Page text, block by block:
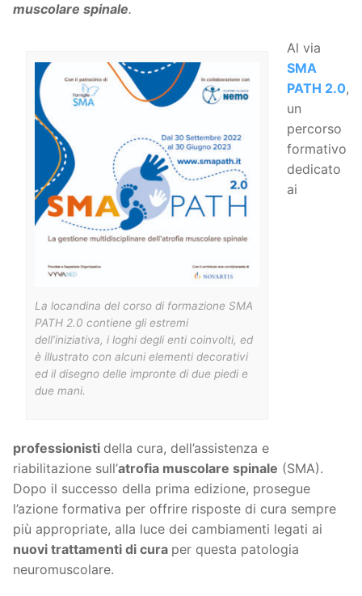
muscolare spinale.
La locandina del corso di formazione SMA
PATH 2.0 contiene gli estremi
dell’iniziativa, i loghi degli enti coinvolti, ed
è illustrato con alcuni elementi decorativi
ed il disegno delle impronte di due piedi e
due mani.
Al via
SMA
PATH 2.0,
un
percorso
formativo
dedicato
ai
professionisti della cura, dell’assistenza e
riabilitazione sull’atrofia muscolare spinale (SMA).
Dopo il successo della prima edizione, prosegue
l’azione formativa per offrire risposte di cura sempre
più appropriate, alla luce dei cambiamenti legati ai
nuovi trattamenti di cura per questa patologia
neuromuscolare.